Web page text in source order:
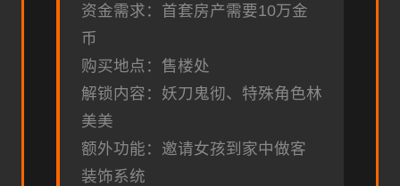
资金需求：首套房产需要10万金
币
购买地点：售楼处
解锁内容：妖刀鬼彻、特殊角色林
美美
额外功能：邀请女孩到家中做客
装饰系统